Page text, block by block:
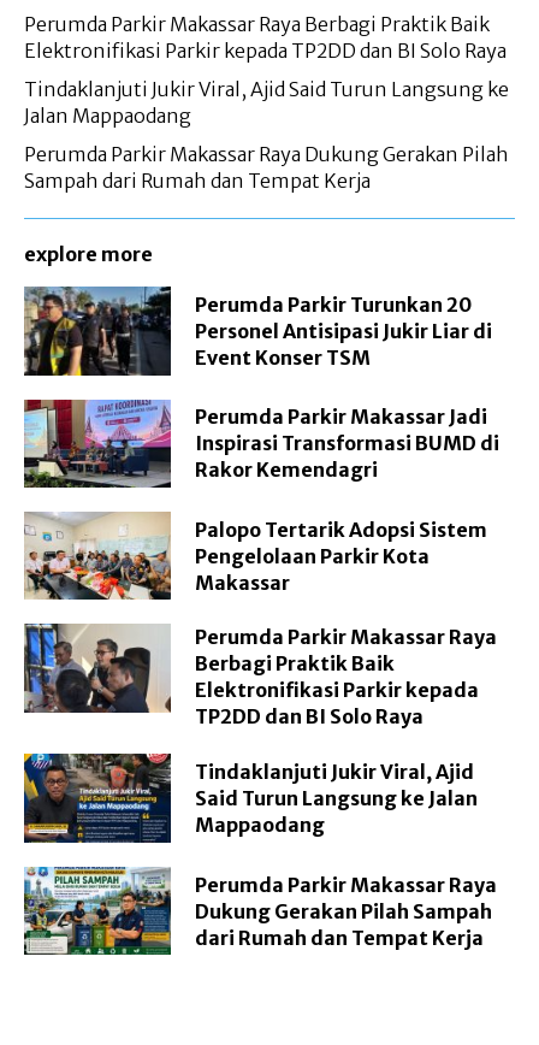
Perumda Parkir Makassar Raya Berbagi Praktik Baik
Elektronifikasi Parkir kepada TP2DD dan BI Solo Raya
Tindaklanjuti Jukir Viral, Ajid Said Turun Langsung ke
Jalan Mappaodang
Perumda Parkir Makassar Raya Dukung Gerakan Pilah
Sampah dari Rumah dan Tempat Kerja
explore more
Perumda Parkir Turunkan 20
Personel Antisipasi Jukir Liar di
Event Konser TSM
Perumda Parkir Makassar Jadi
Inspirasi Transformasi BUMD di
Rakor Kemendagri
Palopo Tertarik Adopsi Sistem
Pengelolaan Parkir Kota
Makassar
Perumda Parkir Makassar Raya
Berbagi Praktik Baik
Elektronifikasi Parkir kepada
TP2DD dan BI Solo Raya
Tindaklanjuti Jukir Viral, Ajid
Said Turun Langsung ke Jalan
Mappaodang
Perumda Parkir Makassar Raya
Dukung Gerakan Pilah Sampah
dari Rumah dan Tempat Kerja